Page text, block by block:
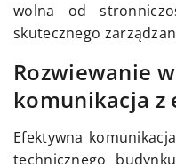
wolna od
skutecznego
Rozwiewanie
komunikacja z
Efektywna
technicznego